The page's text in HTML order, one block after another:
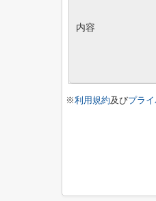
内容
※利用規約及びプラ